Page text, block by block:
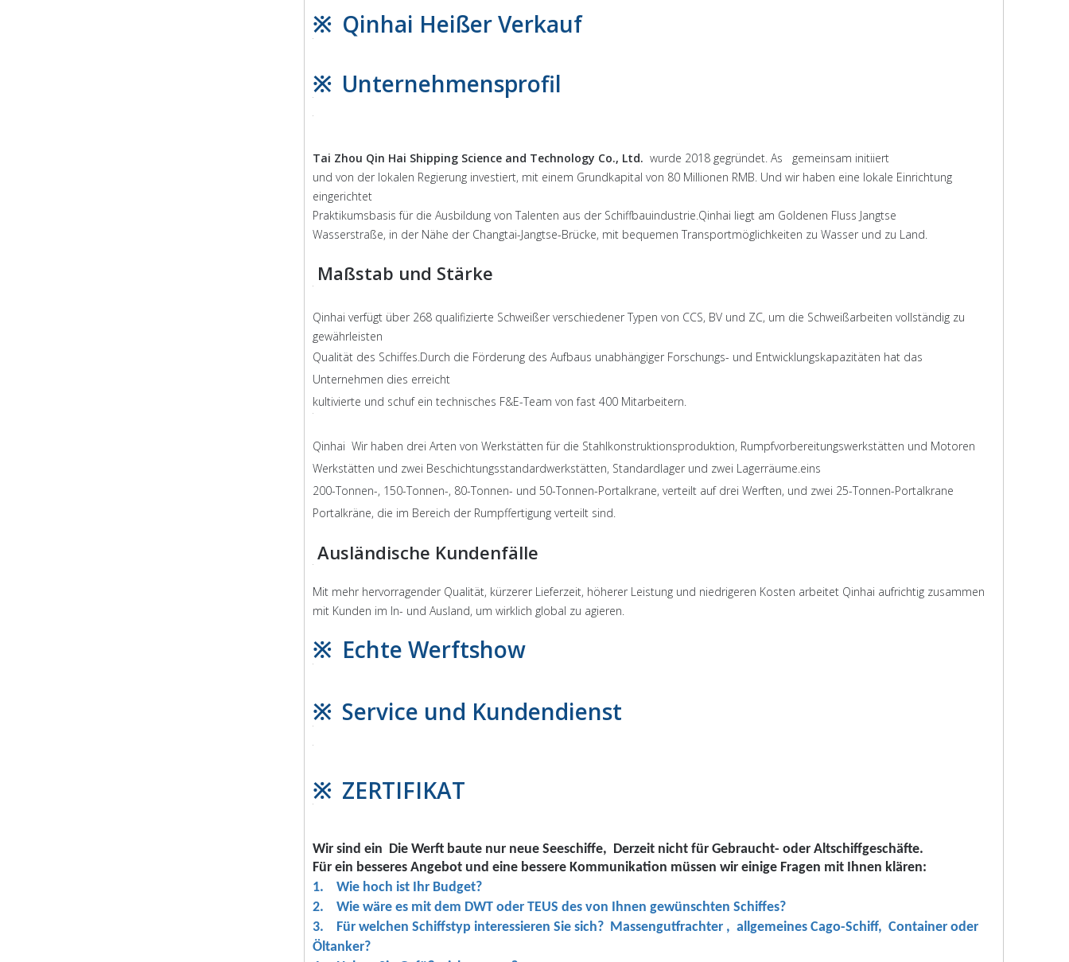
※ Qinhai Heißer Verkauf
※ Unternehmensprofil
Tai Zhou Qin Hai Shipping Science and Technology Co., Ltd. wurde 2018 gegründet. As gemeinsam initiiert
und von der lokalen Regierung investiert, mit einem Grundkapital von 80 Millionen RMB. Und wir haben eine lokale Einrichtung
eingerichtet
Praktikumsbasis für die Ausbildung von Talenten aus der Schiffbauindustrie.Qinhai liegt am Goldenen Fluss Jangtse
Wasserstraße, in der Nähe der Changtai-Jangtse-Brücke, mit bequemen Transportmöglichkeiten zu Wasser und zu Land.
Maßstab und Stärke
Qinhai verfügt über 268 qualifizierte Schweißer verschiedener Typen von CCS, BV und ZC, um die Schweißarbeiten vollständig zu
gewährleisten
Qualität des Schiffes.Durch die Förderung des Aufbaus unabhängiger Forschungs- und Entwicklungskapazitäten hat das
Unternehmen dies erreicht
kultivierte und schuf ein technisches F&E-Team von fast 400 Mitarbeitern.
Qinhai Wir haben drei Arten von Werkstätten für die Stahlkonstruktionsproduktion, Rumpfvorbereitungswerkstätten und Motoren
Werkstätten und zwei Beschichtungsstandardwerkstätten, Standardlager und zwei Lagerräume.eins
200-Tonnen-, 150-Tonnen-, 80-Tonnen- und 50-Tonnen-Portalkrane, verteilt auf drei Werften, und zwei 25-Tonnen-Portalkrane
Portalkräne, die im Bereich der Rumpffertigung verteilt sind.
Ausländische Kundenfälle
Mit mehr hervorragender Qualität, kürzerer Lieferzeit, höherer Leistung und niedrigeren Kosten arbeitet Qinhai aufrichtig zusammen
mit Kunden im In- und Ausland, um wirklich global zu agieren.
※ Echte Werftshow
※ Service und Kundendienst
※ ZERTIFIKAT
Wir sind ein Die Werft baute nur neue Seeschiffe, Derzeit nicht für Gebraucht- oder Altschiffgeschäfte.
Für ein besseres Angebot und eine bessere Kommunikation müssen wir einige Fragen mit Ihnen klären:
1. Wie hoch ist Ihr Budget?
2. Wie wäre es mit dem DWT oder TEUS des von Ihnen gewünschten Schiffes?
3. Für welchen Schiffstyp interessieren Sie sich? Massengutfrachter , allgemeines Cago-Schiff, Container oder
Öltanker?